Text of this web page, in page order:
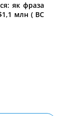
як фраза
млн ( ВС